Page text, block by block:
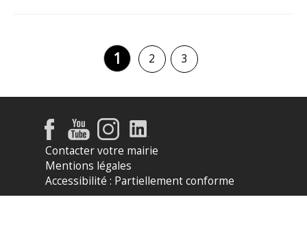
1 2 3
Contacter votre mairie
Mentions légales
Accessibilité : Partiellement conforme